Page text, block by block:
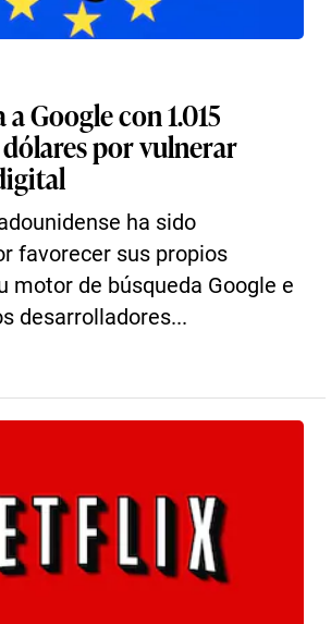
Google con 1.015
por vulnerar
ha sido
favorecer sus propios
motor de búsqueda Google e
desarrolladores...